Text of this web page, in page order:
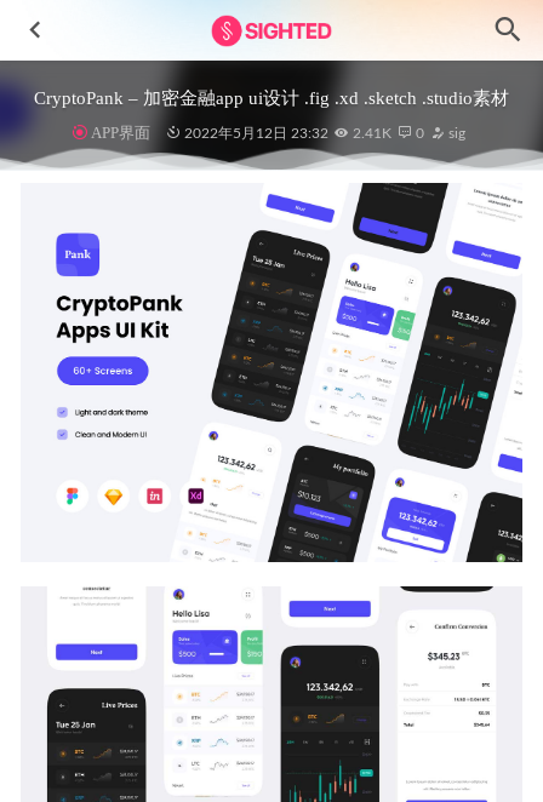
CryptoPank – 加密金融app ui设计 .fig .xd .sketch .studio素材
APP界面 2022年5月12日 23:32 2.41K 0 sig
Valentine-情人节3D设计素材blender源文件
2024-12-06
Acara成套活动预订app ui设计 .fig素材
2022-03-26
酒店后台订单管理系统UI设计素材 .sketch源文件 2020-12-
Rolling – NFT数字藏品交易app ui设计 .fig素材
MedHealth医疗保健网站模板UI设计素材 2024-11-07